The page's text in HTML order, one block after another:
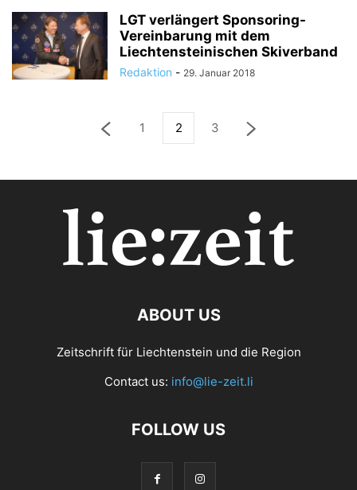
LGT verlängert Sponsoring-
Vereinbarung mit dem
Liechtensteinischen Skiverband
Redaktion - 29. Januar 2018
1 2 3
ABOUT US
Zeitschrift für Liechtenstein und die Region
Contact us: info@lie-zeit.li
FOLLOW US